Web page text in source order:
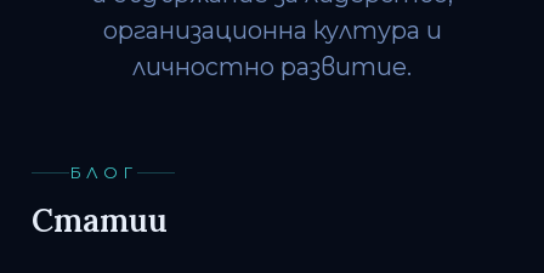
организационна култура и
личностно развитие.
БЛОГ
Статии